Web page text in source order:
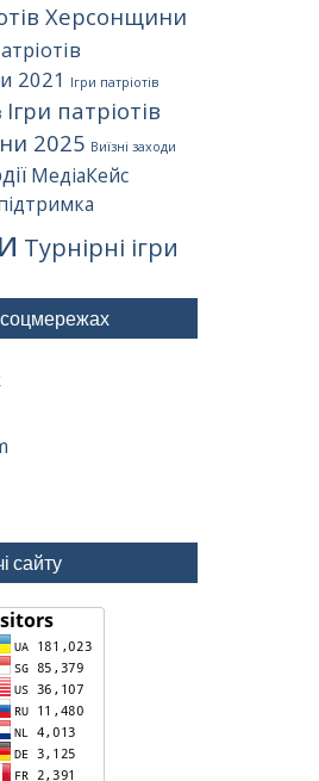
Херсонщини
2021 Ігри патріотів
Ігри патріотів
2025 Виїзні заходи
МедіаКейс
Турнірні ігри
сайту